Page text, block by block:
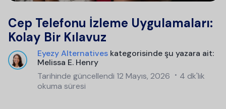
Cep Telefonu İzleme Uygulamaları:
Kolay Bir Kılavuz
Eyezy Alternatives kategorisinde şu yazara ait:
Melissa E. Henry
Tarihinde güncellendi 12 Mayıs, 2026
4 dk'lık
okuma süresi